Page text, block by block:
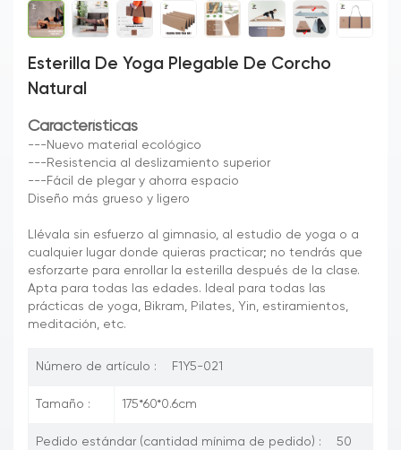
Esterilla De Yoga Plegable De Corcho
Natural
Características
---Nuevo material ecológico
---Resistencia al deslizamiento superior
---Fácil de plegar y ahorra espacio
Diseño más grueso y ligero
Llévala sin esfuerzo al gimnasio, al estudio de yoga o a
cualquier lugar donde quieras practicar; no tendrás que
esforzarte para enrollar la esterilla después de la clase.
Apta para todas las edades. Ideal para todas las
prácticas de yoga, Bikram, Pilates, Yin, estiramientos,
meditación, etc.
Número de artículo : F1Y5-021
Tamaño : 175*60*0.6cm
Pedido estándar (cantidad mínima de pedido) : 50